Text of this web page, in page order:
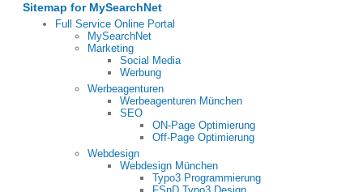
Sitemap for MySearchNet
Full Service Online Portal
MySearchNet
Marketing
Social Media
Werbung
Werbeagenturen
Werbeagenturen München
SEO
ON-Page Optimierung
Off-Page Optimierung
Webdesign
Webdesign München
Typo3 Programmierung